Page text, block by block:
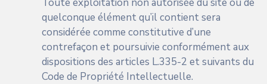
quelconque élément qu’il contient sera
considérée comme constitutive d’une
contrefaçon et poursuivie conformément aux
dispositions des articles L.335-2 et suivants du
Code de Propriété Intellectuelle.